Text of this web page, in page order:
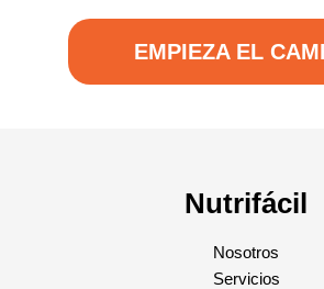
EMPIEZA EL
Nutrifácil
Nosotros
Servicios